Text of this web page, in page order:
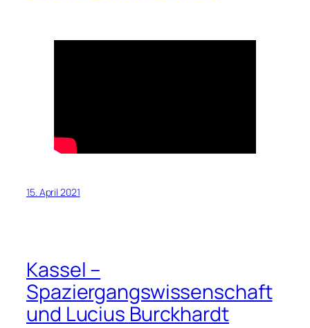
15. April 2021
Kassel –
Spaziergangswissenschaft
und Lucius Burckhardt